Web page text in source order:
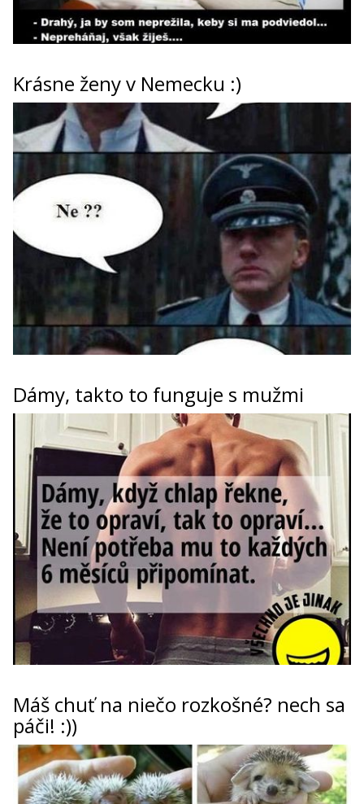
Krásne ženy v Nemecku :)
Dámy, takto to funguje s mužmi
Máš chuť na niečo rozkošné? nech sa
páči! :))